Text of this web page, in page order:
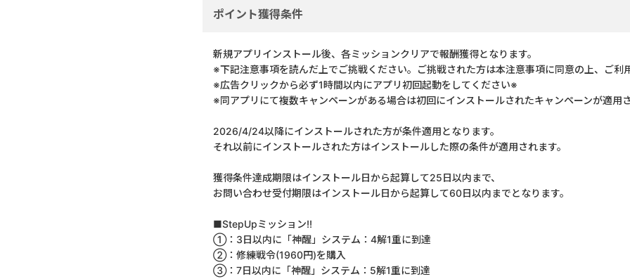
ポイント獲得条件
新規アプリインストール後、各ミッションクリアで報酬獲得となります。
※下記注意事項を読んだ上でご挑戦ください。ご挑戦された方は本注意事項に同意の上、ご利
※広告クリックから必ず1時間以内にアプリ初回起動をしてください※
※同アプリにて複数キャンペーンがある場合は初回にインストールされたキャンペーンが適用
2026/4/24以降にインストールされた方が条件適用となります。
それ以前にインストールされた方はインストールした際の条件が適用されます。
獲得条件達成期限はインストール日から起算して25日以内まで、
お問い合わせ受付期限はインストール日から起算して60日以内までとなります。
■StepUpミッション!!
①：3日以内に「神醒」システム：4解1重に到達
②：修練戦令(1960円)を購入
③：7日以内に「神醒」システム：5解1重に到達